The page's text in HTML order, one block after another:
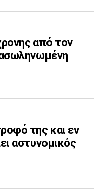
από τον
της και εν
αστυνομικός